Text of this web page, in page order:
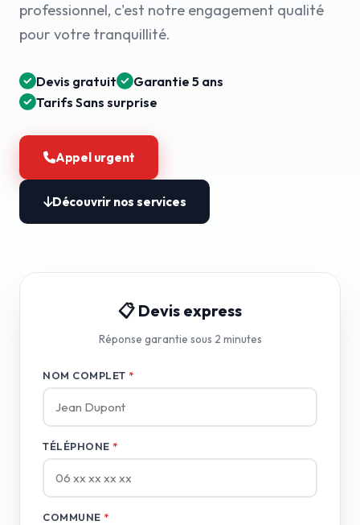
professionnel, c'est notre engagement qualité
pour votre tranquillité.
Devis gratuit
Garantie 5 ans
Tarifs Sans surprise
Appel urgent
Découvrir nos services
📋 Devis express
Réponse garantie sous 2 minutes
NOM COMPLET *
TÉLÉPHONE *
COMMUNE *